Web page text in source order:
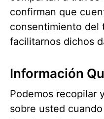
confirman que
consentimiento del
facilitarnos dichos
Información
Podemos recopilar
sobre usted